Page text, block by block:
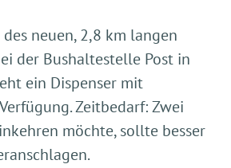
neuen, 2,8 km langen
der Bushaltestelle Post in
ein Dispenser mit
Zeitbedarf: Zwei
möchte, sollte besser